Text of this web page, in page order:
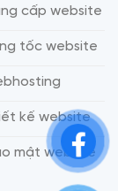
cấp website
tốc website
kế website
mật website